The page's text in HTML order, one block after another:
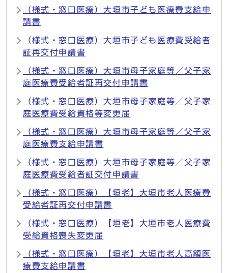
（様式・窓口医療）大垣市子ども医療費支給申
請書
（様式・窓口医療）大垣市子ども医療費受給者
証再交付申請書
（様式・窓口医療）大垣市母子家庭等／父子家
庭医療費受給者証再交付申請書
（様式・窓口医療）大垣市母子家庭等／父子家
庭医療費受給資格等変更届
（様式・窓口医療）大垣市母子家庭等／父子家
庭医療費支給申請書
（様式・窓口医療）大垣市母子家庭等／父子家
庭医療費受給者証交付申請書
（様式・窓口医療）【垣老】大垣市老人医療費
受給者証再交付申請書
（様式・窓口医療）【垣老】大垣市老人医療費
受給資格喪失変更届
（様式・窓口医療）【垣老】大垣市老人高額医
療費支給申請書